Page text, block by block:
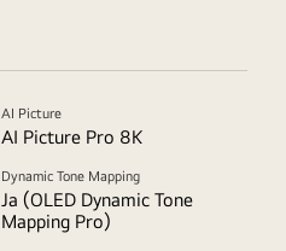
AI Picture
AI Picture Pro 8K
Dynamic Tone Mapping
Ja (OLED Dynamic Tone
Mapping Pro)